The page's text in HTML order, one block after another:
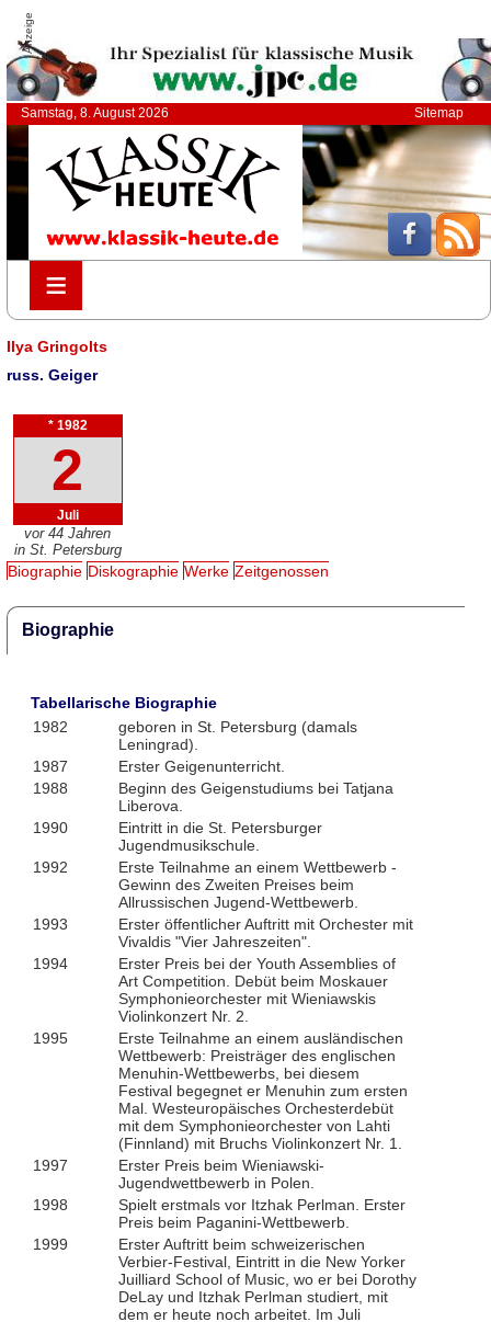
Anzeige
Samstag, 8. August 2026 Sitemap
≡
≡
Ilya Gringolts
russ. Geiger
* 1982
2
Juli
vor 44 Jahren
in St. Petersburg
Biographie Diskographie Werke Zeitgenossen
Biographie
Tabellarische Biographie
1982
geboren in St. Petersburg (damals
Leningrad).
1987
Erster Geigenunterricht.
1988
Beginn des Geigenstudiums bei Tatjana
Liberova.
1990
Eintritt in die St. Petersburger
Jugendmusikschule.
1992
Erste Teilnahme an einem Wettbewerb -
Gewinn des Zweiten Preises beim
Allrussischen Jugend-Wettbewerb.
1993
Erster öffentlicher Auftritt mit Orchester mit
Vivaldis "Vier Jahreszeiten".
1994
Erster Preis bei der Youth Assemblies of
Art Competition. Debüt beim Moskauer
Symphonieorchester mit Wieniawskis
Violinkonzert Nr. 2.
1995
Erste Teilnahme an einem ausländischen
Wettbewerb: Preisträger des englischen
Menuhin-Wettbewerbs, bei diesem
Festival begegnet er Menuhin zum ersten
Mal. Westeuropäisches Orchesterdebüt
mit dem Symphonieorchester von Lahti
(Finnland) mit Bruchs Violinkonzert Nr. 1.
1997
Erster Preis beim Wieniawski-
Jugendwettbewerb in Polen.
1998
Spielt erstmals vor Itzhak Perlman. Erster
Preis beim Paganini-Wettbewerb.
1999
Erster Auftritt beim schweizerischen
Verbier-Festival, Eintritt in die New Yorker
Juilliard School of Music, wo er bei Dorothy
DeLay und Itzhak Perlman studiert, mit
dem er heute noch arbeitet. Im Juli